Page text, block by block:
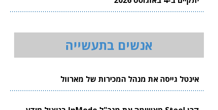
אנשים בתעשייה
אינטל גייסה את מנהל המכירות של מארוול